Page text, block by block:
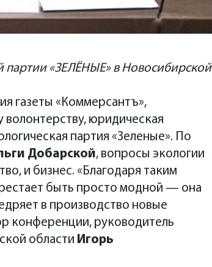
партии «ЗЕЛЁНЫЕ» в Новосибирской
газеты «Коммерсантъ»,
юридическая
партия «Зеленые». По
Добарской, вопросы экологии
и бизнес. «Благодаря таким
быть просто модной — она
в производство новые
конференции, руководитель
области Игорь